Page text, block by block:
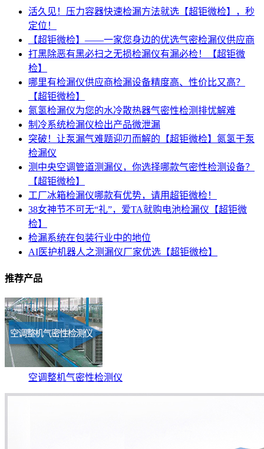
活久见！压力容器快速检漏方法就选【超钜微检】，秒
定位！
【超钜微检】——一家您身边的优选气密检漏仪供应商
打黑除恶有黑必扫之无损检漏仪有漏必检！【超钜微
检】
哪里有检漏仪供应商检漏设备精度高、性价比又高？
【超钜微检】
氮氢检漏仪为您的水冷散热器气密性检测排忧解难
制冷系统检漏仪检出产品微泄漏
突破！让泵漏气难题迎刃而解的【超钜微检】氮氢干泵
检漏仪
测中央空调管道测漏仪，你选择哪款气密性检测设备？
【超钜微检】
工厂冰箱检漏仪哪款有优势，请用超钜微检！
38女神节不可无“礼”，爱TA就购电池检漏仪【超钜微
检】
检漏系统在包装行业中的地位
AI医护机器人之测漏仪厂家优选【超钜微检】
推荐产品
空调整机气密性检测仪